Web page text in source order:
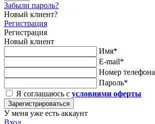
Забыли пароль?
Новый клиент?
Регистрация
Регистрация
Новый клиент
Имя*
E-mail*
Номер телефона
Пароль*
Я соглашаюсь с условиями оферты
Зарегистрироваться
У меня уже есть аккаунт
Вход